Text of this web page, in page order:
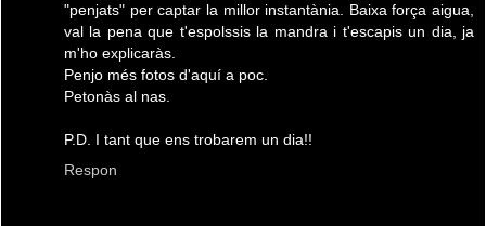
"penjats" per captar la millor instantània. Baixa força aigua,
val la pena que t'espolssis la mandra i t'escapis un dia, ja
m'ho explicaràs.
Penjo més fotos d'aquí a poc.
Petonàs al nas.
P.D. I tant que ens trobarem un dia!!
Respon